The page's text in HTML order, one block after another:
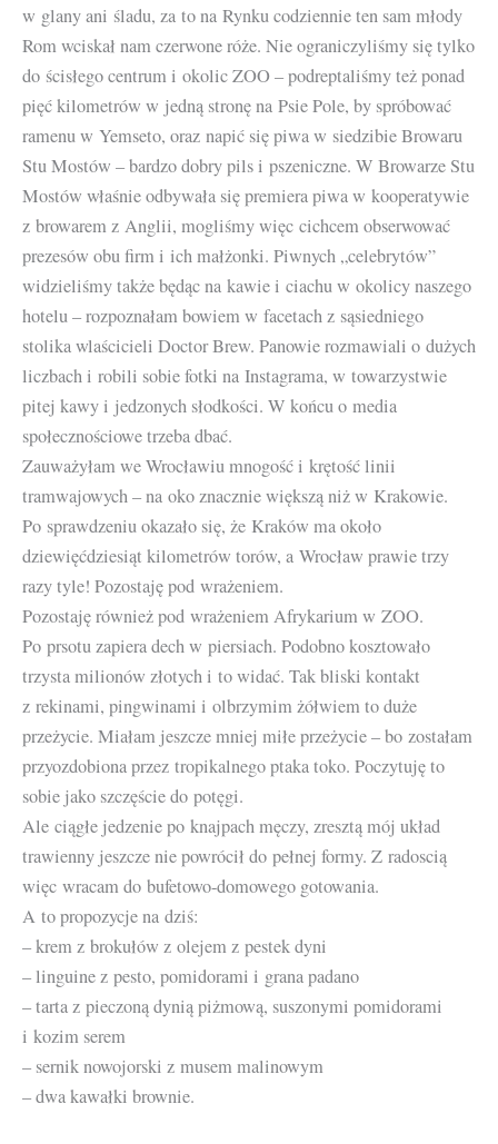
w glany ani śladu, za to na Rynku codziennie ten sam młody
Rom wciskał nam czerwone róże. Nie ograniczyliśmy się tylko
do ścisłego centrum i okolic ZOO – podreptaliśmy też ponad
pięć kilometrów w jedną stronę na Psie Pole, by spróbować
ramenu w Yemseto, oraz napić się piwa w siedzibie Browaru
Stu Mostów – bardzo dobry pils i pszeniczne. W Browarze Stu
Mostów właśnie odbywała się premiera piwa w kooperatywie
z browarem z Anglii, mogliśmy więc cichcem obserwować
prezesów obu firm i ich małżonki. Piwnych „celebrytów”
widzieliśmy także będąc na kawie i ciachu w okolicy naszego
hotelu – rozpoznałam bowiem w facetach z sąsiedniego
stolika wlaścicieli Doctor Brew. Panowie rozmawiali o dużych
liczbach i robili sobie fotki na Instagrama, w towarzystwie
pitej kawy i jedzonych słodkości. W końcu o media
społecznościowe trzeba dbać.
Zauważyłam we Wrocławiu mnogość i krętość linii
tramwajowych – na oko znacznie większą niż w Krakowie.
Po sprawdzeniu okazało się, że Kraków ma około
dziewięćdziesiąt kilometrów torów, a Wrocław prawie trzy
razy tyle! Pozostaję pod wrażeniem.
Pozostaję również pod wrażeniem Afrykarium w ZOO.
Po prsotu zapiera dech w piersiach. Podobno kosztowało
trzysta milionów złotych i to widać. Tak bliski kontakt
z rekinami, pingwinami i olbrzymim żółwiem to duże
przeżycie. Miałam jeszcze mniej miłe przeżycie – bo zostałam
przyozdobiona przez tropikalnego ptaka toko. Poczytuję to
sobie jako szczęście do potęgi.
Ale ciągłe jedzenie po knajpach męczy, zresztą mój układ
trawienny jeszcze nie powrócił do pełnej formy. Z radoscią
więc wracam do bufetowo-domowego gotowania.
A to propozycje na dziś:
– krem z brokułów z olejem z pestek dyni
– linguine z pesto, pomidorami i grana padano
– tarta z pieczoną dynią piżmową, suszonymi pomidorami
i kozim serem
– sernik nowojorski z musem malinowym
– dwa kawałki brownie.